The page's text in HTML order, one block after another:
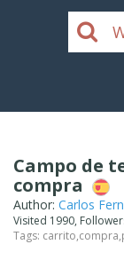
Campo de
compra
Author: Carlos
Visited 1990,
Tags: carrito,compra,